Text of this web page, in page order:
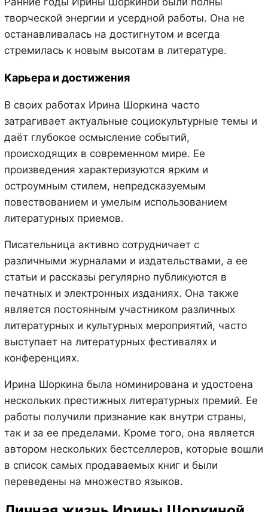
творческой энергии и усердной работы. Она не
останавливалась на достигнутом и всегда
стремилась к новым высотам в литературе.
Карьера и достижения
В своих работах Ирина Шоркина часто
затрагивает актуальные социокультурные темы и
даёт глубокое осмысление событий,
происходящих в современном мире. Ее
произведения характеризуются ярким и
остроумным стилем, непредсказуемым
повествованием и умелым использованием
литературных приемов.
Писательница активно сотрудничает с
различными журналами и издательствами, а ее
статьи и рассказы регулярно публикуются в
печатных и электронных изданиях. Она также
является постоянным участником различных
литературных и культурных мероприятий, часто
выступает на литературных фестивалях и
конференциях.
Ирина Шоркина была номинирована и удостоена
нескольких престижных литературных премий. Ее
работы получили признание как внутри страны,
так и за ее пределами. Кроме того, она является
автором нескольких бестселлеров, которые вошли
в список самых продаваемых книг и были
переведены на множество языков.